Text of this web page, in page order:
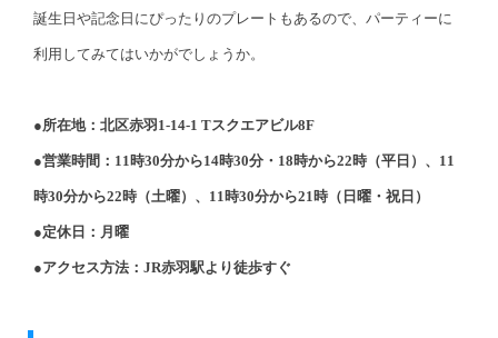
誕生日や記念日にぴったりのプレートもあるので、パーティーに
利用してみてはいかがでしょうか。
●所在地：北区赤羽1-14-1 Tスクエアビル8F
●営業時間：11時30分から14時30分・18時から22時（平日）、11
時30分から22時（土曜）、11時30分から21時（日曜・祝日）
●定休日：月曜
●アクセス方法：JR赤羽駅より徒歩すぐ